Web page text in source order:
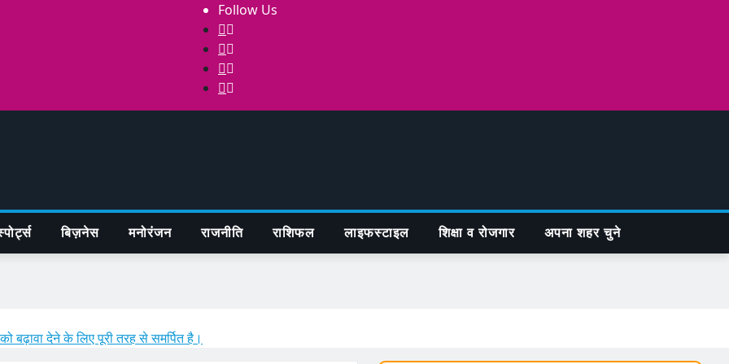
Follow Us
बिज़नेस मनोरंजन राजनीति राशिफल लाइफस्टाइल शिक्षा व रोजगार अपना शहर चुने
बढ़ावा देने के लिए पूरी तरह से समर्पित है।